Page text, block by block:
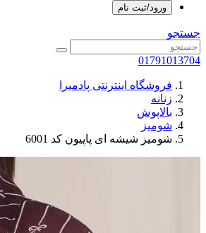
ورود/ثبت نام
جستجو
01791013704
فروشگاه اینترنتی پادمیرا
زنانه
بالاپوش
شومیز
شومیز شیشه ای پاپیون کد 6001